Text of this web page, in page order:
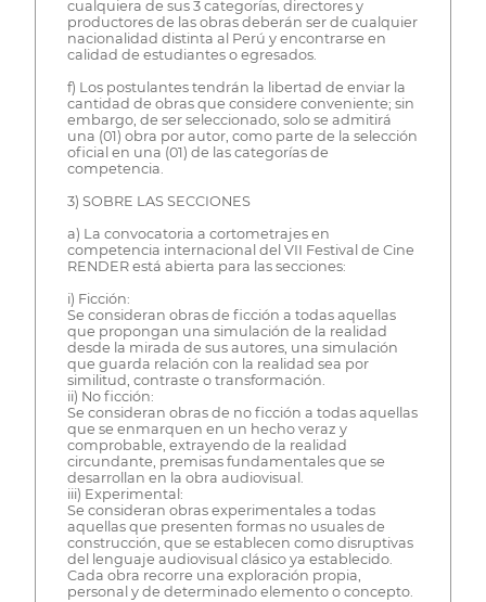
cualquiera de sus 3 categorías, directores y
productores de las obras deberán ser de cualquier
nacionalidad distinta al Perú y encontrarse en
calidad de estudiantes o egresados.
f) Los postulantes tendrán la libertad de enviar la
cantidad de obras que considere conveniente; sin
embargo, de ser seleccionado, solo se admitirá
una (01) obra por autor, como parte de la selección
oficial en una (01) de las categorías de
competencia.
3) SOBRE LAS SECCIONES
a) La convocatoria a cortometrajes en
competencia internacional del VII Festival de Cine
RENDER está abierta para las secciones:
i) Ficción:
Se consideran obras de ficción a todas aquellas
que propongan una simulación de la realidad
desde la mirada de sus autores, una simulación
que guarda relación con la realidad sea por
similitud, contraste o transformación.
ii) No ficción:
Se consideran obras de no ficción a todas aquellas
que se enmarquen en un hecho veraz y
comprobable, extrayendo de la realidad
circundante, premisas fundamentales que se
desarrollan en la obra audiovisual.
iii) Experimental:
Se consideran obras experimentales a todas
aquellas que presenten formas no usuales de
construcción, que se establecen como disruptivas
del lenguaje audiovisual clásico ya establecido.
Cada obra recorre una exploración propia,
personal y de determinado elemento o concepto.